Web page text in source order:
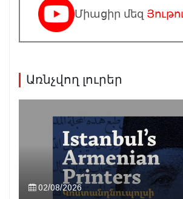
Միացիր մեզ
Առնչվող լուրեր
02/08/2026